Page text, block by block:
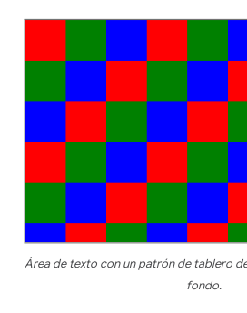
Área de texto con un patrón de tablero
fondo.